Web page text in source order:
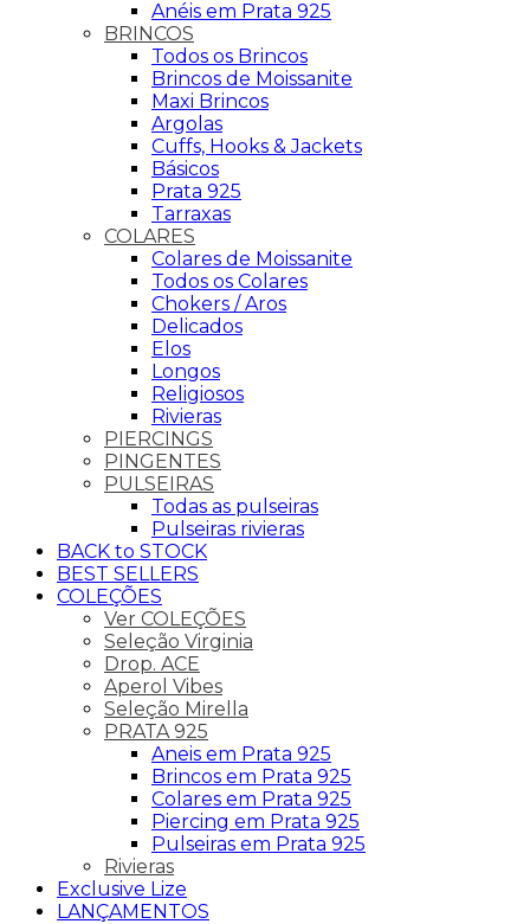
Anéis em Prata 925
BRINCOS
Todos os Brincos
Brincos de Moissanite
Maxi Brincos
Argolas
Cuffs, Hooks & Jackets
Básicos
Prata 925
Tarraxas
COLARES
Colares de Moissanite
Todos os Colares
Chokers / Aros
Delicados
Elos
Longos
Religiosos
Rivieras
PIERCINGS
PINGENTES
PULSEIRAS
Todas as pulseiras
Pulseiras rivieras
BACK to STOCK
BEST SELLERS
COLEÇÕES
Ver COLEÇÕES
Seleção Virginia
Drop. ACE
Aperol Vibes
Seleção Mirella
PRATA 925
Aneis em Prata 925
Brincos em Prata 925
Colares em Prata 925
Piercing em Prata 925
Pulseiras em Prata 925
Rivieras
Exclusive Lize
LANÇAMENTOS